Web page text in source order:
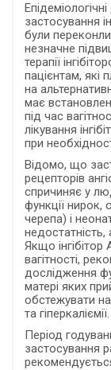
застосування
були
незначне
терапії
пацієнтам, які
на
має
під час
лікування
при
Відомо, що
рецепторів
спричиняє у
функції нирок,
черепа) і
недостатність,
Якщо інгібітор
вагітності,
дослідження
матері яких
обстежувати на
та гіперкаліємії.
Період
застосування